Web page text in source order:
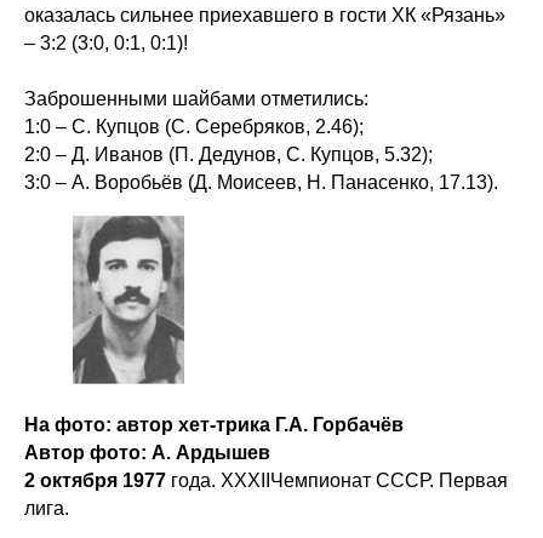
оказалась сильнее приехавшего в гости ХК «Рязань»
– 3:2 (3:0, 0:1, 0:1)!
Заброшенными шайбами отметились:
1:0 – С. Купцов (С. Серебряков, 2.46);
2:0 – Д. Иванов (П. Дедунов, С. Купцов, 5.32);
3:0 – А. Воробьёв (Д. Моисеев, Н. Панасенко, 17.13).
На фото: автор хет-трика Г.А. Горбачёв
Автор фото: А. Ардышев
2 октября 1977 года. XXXIIЧемпионат СССР. Первая
лига.